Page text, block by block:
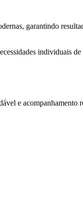
garantindo
individuais de
e acompanhamento